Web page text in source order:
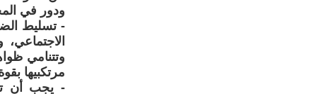
ودور في
- تسليط
وتتنامي
مرتكبيها
- يجب أن